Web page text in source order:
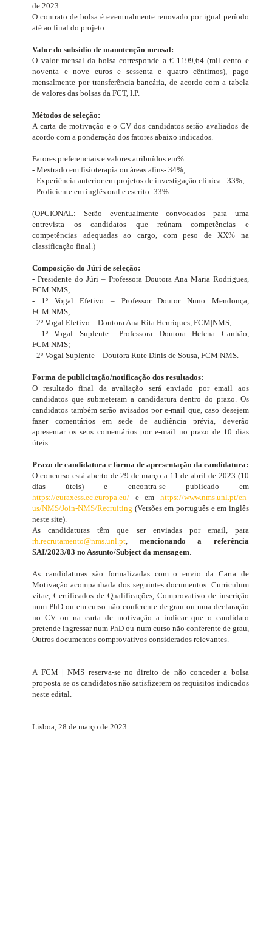
de 2023.
O contrato de bolsa é eventualmente renovado por igual período
até ao final do projeto.
Valor do subsídio de manutenção mensal:
O valor mensal da bolsa corresponde a € 1199,64 (mil cento e
noventa e nove euros e sessenta e quatro cêntimos), pago
mensalmente por transferência bancária, de acordo com a tabela
de valores das bolsas da FCT, I.P.
Métodos de seleção:
A carta de motivação e o CV dos candidatos serão avaliados de
acordo com a ponderação dos fatores abaixo indicados.
Fatores preferenciais e valores atribuídos em%:
- Mestrado em fisioterapia ou áreas afins- 34%;
- Experiência anterior em projetos de investigação clínica - 33%;
- Proficiente em inglês oral e escrito- 33%.
(OPCIONAL: Serão eventualmente convocados para uma
entrevista os candidatos que reúnam competências e
competências adequadas ao cargo, com peso de XX% na
classificação final.)
Composição do Júri de seleção:
- Presidente do Júri – Professora Doutora Ana Maria Rodrigues,
FCM|NMS;
- 1º Vogal Efetivo – Professor Doutor Nuno Mendonça,
FCM|NMS;
- 2º Vogal Efetivo – Doutora Ana Rita Henriques, FCM|NMS;
- 1º Vogal Suplente –Professora Doutora Helena Canhão,
FCM|NMS;
- 2º Vogal Suplente – Doutora Rute Dinis de Sousa, FCM|NMS.
Forma de publicitação/notificação dos resultados:
O resultado final da avaliação será enviado por email aos
candidatos que submeteram a candidatura dentro do prazo. Os
candidatos também serão avisados ​​por e-mail que, caso desejem
fazer comentários em sede de audiência prévia, deverão
apresentar os seus comentários por e-mail no prazo de 10 dias
úteis.
Prazo de candidatura e forma de apresentação da candidatura:
O concurso está aberto de 29 de março a 11 de abril de 2023 (10
dias úteis) e encontra-se publicado em
https://euraxess.ec.europa.eu/ e em https://www.nms.unl.pt/en-
us/NMS/Join-NMS/Recruiting (Versões em português e em inglês
neste site).
As candidaturas têm que ser enviadas por email, para
rh.recrutamento@nms.unl.pt, mencionando a referência
SAI/2023/03 no Assunto/Subject da mensagem.
As candidaturas são formalizadas com o envio da Carta de
Motivação acompanhada dos seguintes documentos: Curriculum
vitae, Certificados de Qualificações, Comprovativo de inscrição
num PhD ou em curso não conferente de grau ou uma declaração
no CV ou na carta de motivação a indicar que o candidato
pretende ingressar num PhD ou num curso não conferente de grau,
Outros documentos comprovativos considerados relevantes.
A FCM | NMS reserva-se no direito de não conceder a bolsa
proposta se os candidatos não satisfizerem os requisitos indicados
neste edital.
Lisboa, 28 de março de 2023.